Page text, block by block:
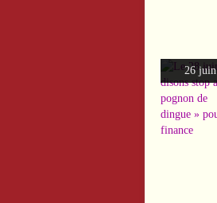
26 juin